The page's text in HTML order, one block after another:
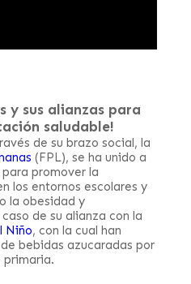
y sus alianzas para
saludable!
de su brazo social, la
(FPL), se ha unido a
promover la
los entornos escolares y
la obesidad y
de su alianza con la
Niño, con la cual han
bebidas azucaradas por
primaria.